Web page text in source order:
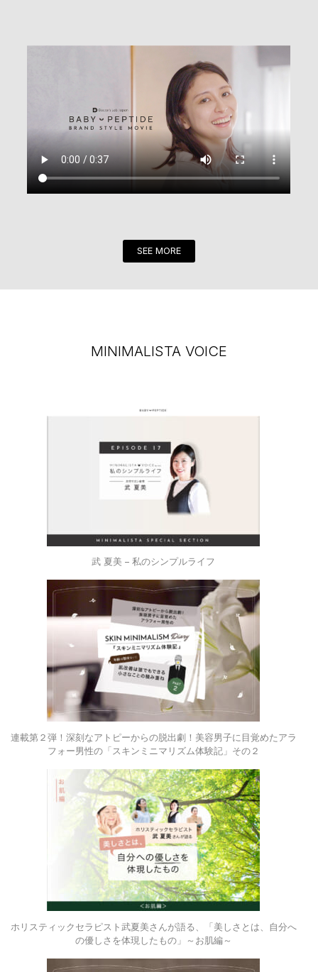
SEE MORE
MINIMALISTA VOICE
武 夏美 – 私のシンプルライフ
連載第２弾！深刻なアトピーからの脱出劇！美容男子に目覚めたアラ
フォー男性の「スキンミニマリズム体験記」その２
ホリスティックセラピスト武夏美さんが語る、「美しさとは、自分へ
の優しさを体現したもの」～お肌編～